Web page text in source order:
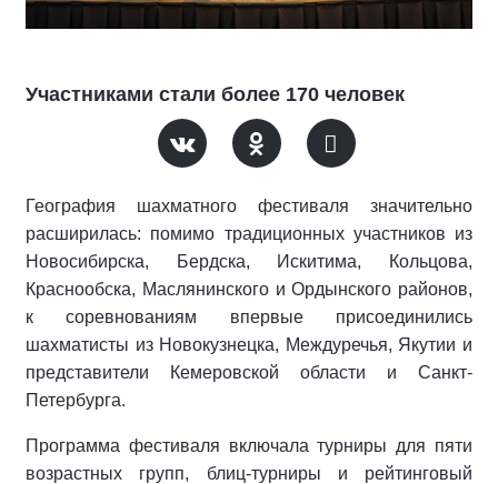
Участниками стали более 170 человек
География шахматного фестиваля значительно
расширилась: помимо традиционных участников из
Новосибирска, Бердска, Искитима, Кольцова,
Краснообска, Маслянинского и Ордынского районов,
к соревнованиям впервые присоединились
шахматисты из Новокузнецка, Междуречья, Якутии и
представители Кемеровской области и Санкт-
Петербурга.
Программа фестиваля включала турниры для пяти
возрастных групп, блиц-турниры и рейтинговый